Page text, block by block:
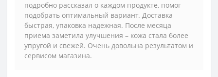
подробно рассказал о каждом продукте, помог
подобрать оптимальный вариант. Доставка
быстрая, упаковка надежная. После месяца
приема заметила улучшения – кожа стала более
упругой и свежей. Очень довольна результатом и
сервисом магазина.